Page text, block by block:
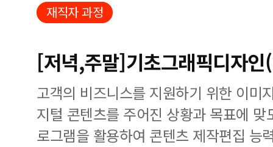
재직자 과정
[저녁,주말]기초그래픽디자
고객의 비즈니스를 지원하기 위한 이미
지털 콘텐츠를 주어진 상황과 목표에
로그램을 활용하여 콘텐츠 제작편집 능